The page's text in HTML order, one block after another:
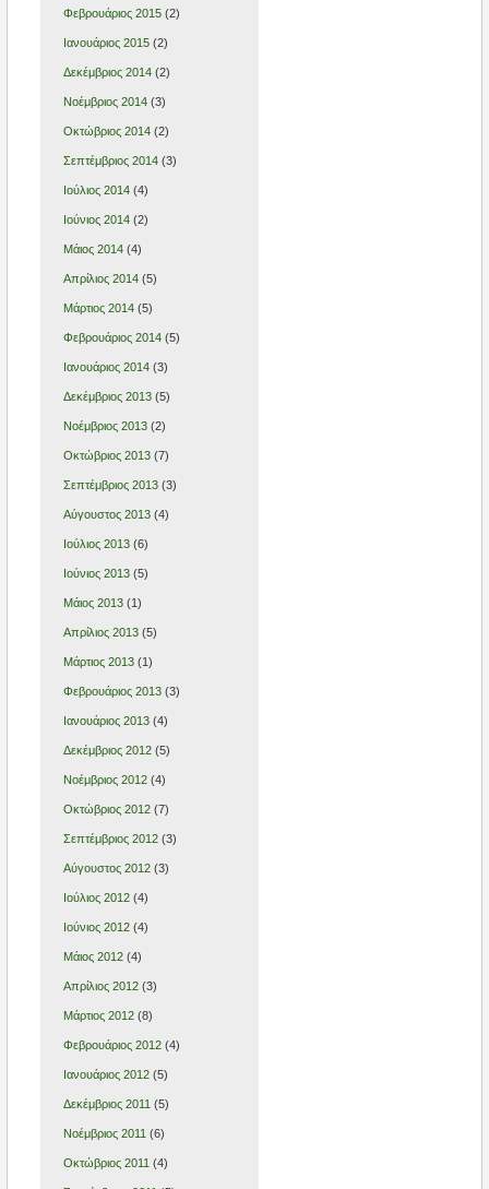
Φεβρουάριος 2015(2)
Ιανουάριος 2015(2)
Δεκέμβριος 2014(2)
Νοέμβριος 2014(3)
Οκτώβριος 2014(2)
Σεπτέμβριος 2014(3)
Ιούλιος 2014(4)
Ιούνιος 2014(2)
Μάιος 2014(4)
Απρίλιος 2014(5)
Μάρτιος 2014(5)
Φεβρουάριος 2014(5)
Ιανουάριος 2014(3)
Δεκέμβριος 2013(5)
Νοέμβριος 2013(2)
Οκτώβριος 2013(7)
Σεπτέμβριος 2013(3)
Αύγουστος 2013(4)
Ιούλιος 2013(6)
Ιούνιος 2013(5)
Μάιος 2013(1)
Απρίλιος 2013(5)
Μάρτιος 2013(1)
Φεβρουάριος 2013(3)
Ιανουάριος 2013(4)
Δεκέμβριος 2012(5)
Νοέμβριος 2012(4)
Οκτώβριος 2012(7)
Σεπτέμβριος 2012(3)
Αύγουστος 2012(3)
Ιούλιος 2012(4)
Ιούνιος 2012(4)
Μάιος 2012(4)
Απρίλιος 2012(3)
Μάρτιος 2012(8)
Φεβρουάριος 2012(4)
Ιανουάριος 2012(5)
Δεκέμβριος 2011 (5)
Νοέμβριος 2011 (6)
Οκτώβριος 2011 (4)